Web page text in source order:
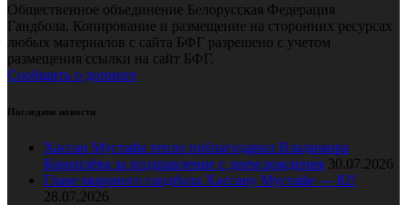
Общественное объединение Белорусская Федерация
Гандбола. Копирование и размещение на сторонних ресурсах
любых материалов с сайта БФГ разрешено с учетом
размещения ссылки на сайт БФГ.
Сообщить о допинге
Последние новости
Хассан Мустафа тепло поблагодарил Владимира
Коноплёва за поздравление с днем рождения 30.07.2026
Главе мирового гандбола Хассану Мустафе — 82!
28.07.2026